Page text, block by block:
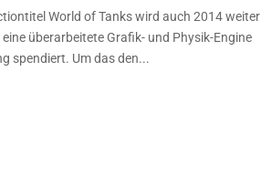
World of Tanks wird auch 2014 weiter
überarbeitete Grafik- und Physik-Engine
spendiert. Um das den...